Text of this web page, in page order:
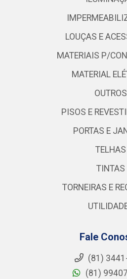
LOUÇAS E
MATERIAIS P/
MATERIAL
OUTROS
PISOS E
PORTAS E
TELHAS
TINTAS
TORNEIRAS E
Fale
(81)
(81)